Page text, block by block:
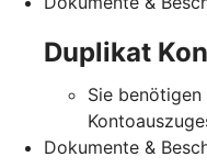
Duplikat
Sie
Dokumente &